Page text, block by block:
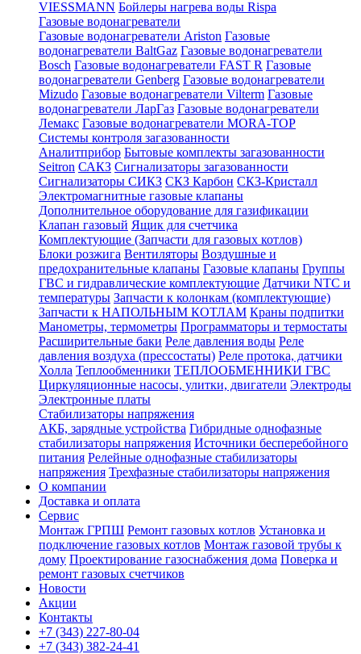
VIESSMANN Бойлеры нагрева воды Rispa
Газовые водонагреватели
Газовые водонагреватели Ariston Газовые
водонагреватели BaltGaz Газовые водонагреватели
Bosch Газовые водонагреватели FAST R Газовые
водонагреватели Genberg Газовые водонагреватели
Mizudo Газовые водонагреватели Vilterm Газовые
водонагреватели ЛарГаз Газовые водонагреватели
Лемакс Газовые водонагреватели MORA-TOP
Системы контроля загазованности
Аналитприбор Бытовые комплекты загазованности
Seitron САКЗ Сигнализаторы загазованности
Сигнализаторы СИКЗ СКЗ Карбон СКЗ-Кристалл
Электромагнитные газовые клапаны
Дополнительное оборудование для газификации
Клапан газовый Ящик для счетчика
Комплектующие (Запчасти для газовых котлов)
Блоки розжига Вентиляторы Воздушные и
предохранительные клапаны Газовые клапаны Группы
ГВС и гидравлические комплектующие Датчики NTC и
температуры Запчасти к колонкам (комплектующие)
Запчасти к НАПОЛЬНЫМ КОТЛАМ Краны подпитки
Манометры, термометры Программаторы и термостаты
Расширительные баки Реле давления воды Реле
давления воздуха (прессостаты) Реле протока, датчики
Холла Теплообменники ТЕПЛООБМЕННИКИ ГВС
Циркуляционные насосы, улитки, двигатели Электроды
Электронные платы
Стабилизаторы напряжения
АКБ, зарядные устройства Гибридные однофазные
стабилизаторы напряжения Источники бесперебойного
питания Релейные однофазные стабилизаторы
напряжения Трехфазные стабилизаторы напряжения
О компании
Доставка и оплата
Сервис
Монтаж ГРПШ Ремонт газовых котлов Установка и
подключение газовых котлов Монтаж газовой трубы к
дому Проектирование газоснабжения дома Поверка и
ремонт газовых счетчиков
Новости
Акции
Контакты
+7 (343) 227-80-04
+7 (343) 382-24-41